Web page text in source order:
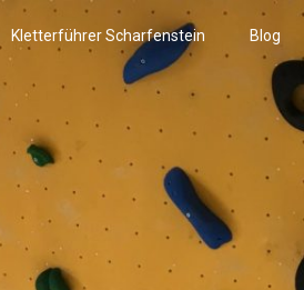
Kletterführer Scharfenstein Blog